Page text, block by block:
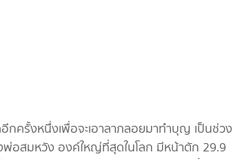
ครั้งหนึ่งเพื่อจะเอาลาภลอยมาทำบุญ เป็นช่วง
พ่อสมหวัง องค์ใหญ่ที่สุดในโลก มีหน้าตัก 29.9